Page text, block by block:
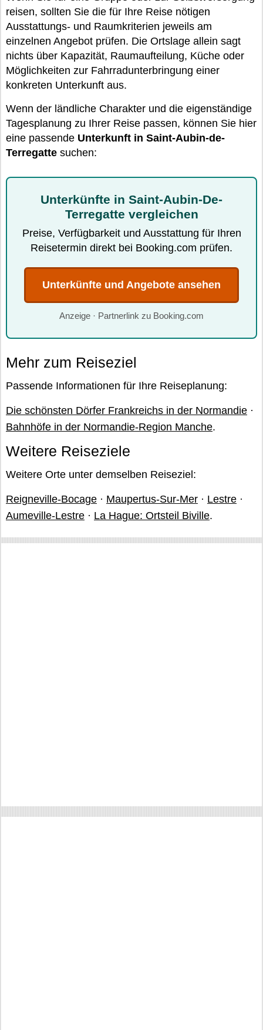
reisen, sollten Sie die für Ihre Reise nötigen
Ausstattungs- und Raumkriterien jeweils am
einzelnen Angebot prüfen. Die Ortslage allein sagt
nichts über Kapazität, Raumaufteilung, Küche oder
Möglichkeiten zur Fahrradunterbringung einer
konkreten Unterkunft aus.
Wenn der ländliche Charakter und die eigenständige
Tagesplanung zu Ihrer Reise passen, können Sie hier
eine passende Unterkunft in Saint-Aubin-de-
Terregatte suchen:
Unterkünfte in Saint-Aubin-De-
Terregatte vergleichen
Preise, Verfügbarkeit und Ausstattung für Ihren
Reisetermin direkt bei Booking.com prüfen.
Unterkünfte und Angebote ansehen
Anzeige · Partnerlink zu Booking.com
Mehr zum Reiseziel
Passende Informationen für Ihre Reiseplanung:
Die schönsten Dörfer Frankreichs in der Normandie ·
Bahnhöfe in der Normandie-Region Manche.
Weitere Reiseziele
Weitere Orte unter demselben Reiseziel:
Reigneville-Bocage · Maupertus-Sur-Mer · Lestre ·
Aumeville-Lestre · La Hague: Ortsteil Biville.